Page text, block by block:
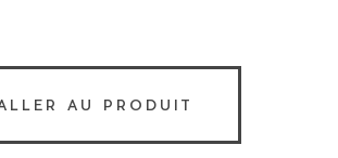
AU PRODUIT